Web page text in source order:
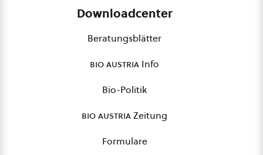
Downloadcenter
Beratungsblätter
bio austria Info
Bio-Politik
bio austriaZeitung
Formulare